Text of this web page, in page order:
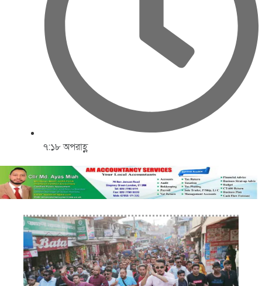
৭:১৮ অপরাহ্ণ